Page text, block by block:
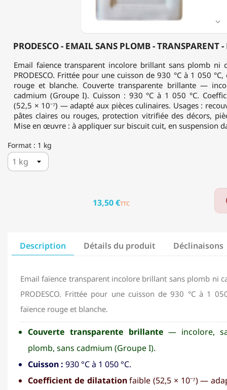
500
PRODESCO - EMAIL SANS PLOMB - TRANSPARENT

Email faïence transparent incolore brillant sans plomb ni
PRODESCO. Frittée pour une cuisson de 930 °C à 1 050
rouge et blanche. Couverte transparente brillante —
cadmium (Groupe I). Cuisson : 930 °C à 1 050 °C.
(52,5 × 10⁻⁷) — adapté aux pièces culinaires. Usages :
pâtes claires ou rouges, protection vitrifiée des décors,
Mise en œuvre : à appliquer sur biscuit cuit, en suspension
Format : 1 kg
13,50 €TTC
Description Détails du produit Déclinaisons
Email faïence transparent incolore brillant sans plomb ni
PRODESCO. Frittée pour une cuisson de 930 °C à 1
faïence rouge et blanche.
Couverte transparente brillante — incolore,
plomb, sans cadmium (Groupe I).
Cuisson : 930 °C à 1 050 °C.
Coefficient de dilatationfaible (52,5 × 10⁻⁷) —